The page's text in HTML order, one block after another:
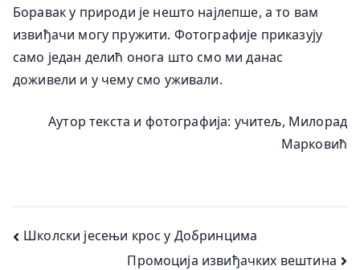
Боравак у природи је нешто најлепше, а то вам
извиђачи могу пружити. Фотографије приказују
само један делић онога што смо ми данас
доживели и у чему смо уживали.
Аутор текста и фотографија: учитељ, Милорад
Марковић
Кретање
Школски јесењи крос у Добринцима
Промоција извиђачких вештина